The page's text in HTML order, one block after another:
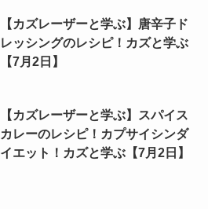
【カズレーザーと学ぶ】唐辛子ド
レッシングのレシピ！カズと学ぶ
【7月2日】
【カズレーザーと学ぶ】スパイス
カレーのレシピ！カプサイシンダ
イエット！カズと学ぶ【7月2日】